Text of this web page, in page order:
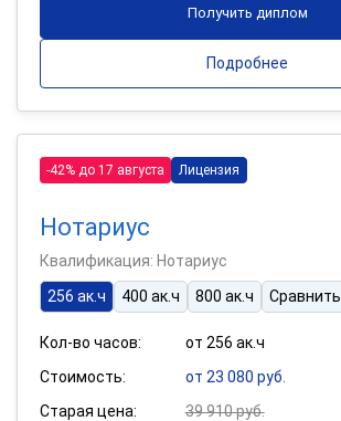
Получить диплом
Подробнее
-42% до 17 августа Лицензия
Нотариус
Квалификация: Нотариус
256 ак.ч
400 ак.ч 800 ак.ч Сравнить
Кол-во часов:
от 256 ак.ч
Стоимость:
от 23 080 руб.
Старая цена:
39 910 руб.